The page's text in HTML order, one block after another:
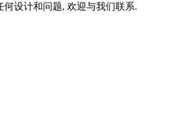
设计和问题, 欢迎与我们联系.